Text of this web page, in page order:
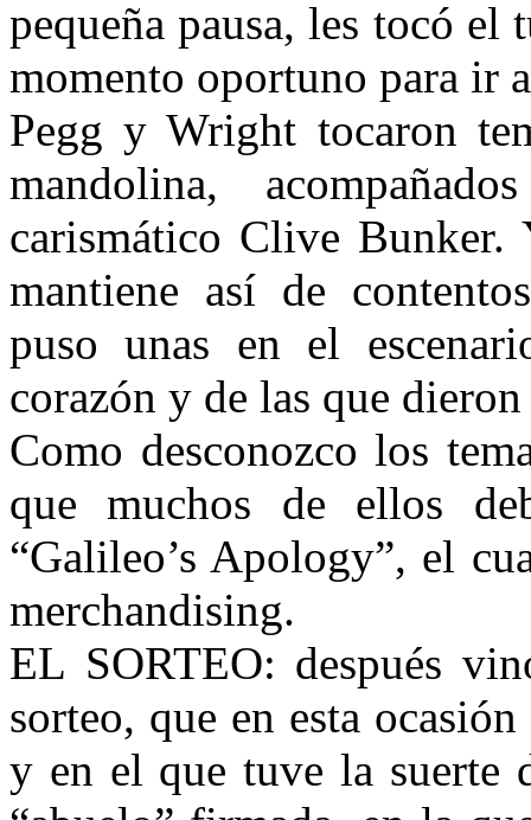
pequeña pausa, les tocó el
momento oportuno para ir
Pegg y Wright tocaron
mandolina,
carismático Clive Bunker.
mantiene así de
puso unas en el
corazón y de las que
Como desconozco los
que muchos de ellos
“Galileo’s Apology”, el
merchandising.
EL SORTEO: después
sorteo, que en esta
y en el que tuve la suerte